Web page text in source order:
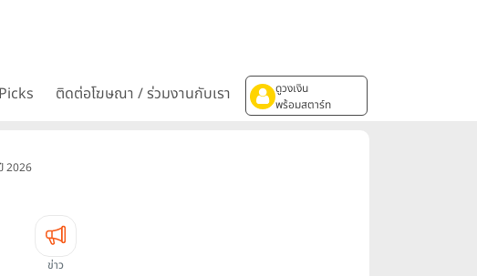
ติดต่อโฆษณา / ร่วมงานกับเรา
ดูวงเงิน
พร้อมสตาร์ท
2026
ข่าว